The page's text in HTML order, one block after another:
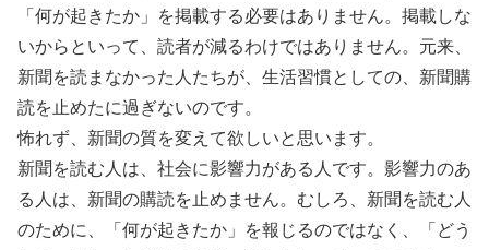
「何が起きたか」を掲載する必要はありません。掲載しな
いからといって、読者が減るわけではありません。元来、
新聞を読まなかった人たちが、生活習慣としての、新聞購
読を止めたに過ぎないのです。
怖れず、新聞の質を変えて欲しいと思います。
新聞を読む人は、社会に影響力がある人です。影響力のあ
る人は、新聞の購読を止めません。むしろ、新聞を読む人
のために、「何が起きたか」を報じるのではなく、「どう